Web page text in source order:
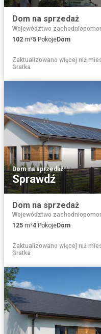
Dom na sprzedaż
Województwo
102 m²5 PokojeDom
Zaktualizowano więcej niż
Gratka
Dom·na sprzedaż
Sprawdź
Dom na sprzedaż
Województwo
125 m²4 PokojeDom
Zaktualizowano więcej niż
Gratka